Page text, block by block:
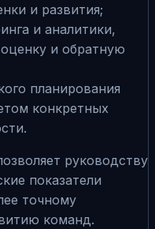
и развития;
и аналитики,
и обратную
планирования
конкретных
руководству
показатели
точному
команд.